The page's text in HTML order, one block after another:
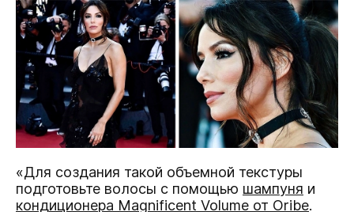
«Для создания такой объемной текстуры
подготовьте волосы с помощью шампуня и
кондиционера Magnificent Volume от Oribe.